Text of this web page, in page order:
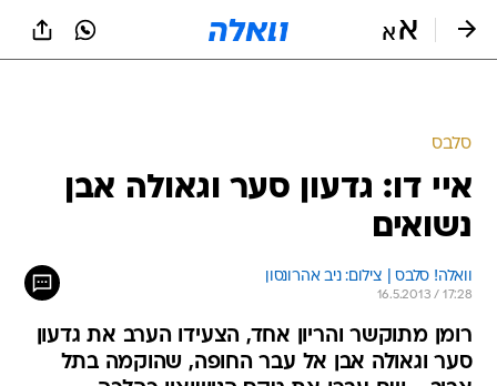
סלבס
איי דו: גדעון סער וגאולה אבן
נשואים
וואלה! סלבס | צילום: ניב אהרונסון
16.5.2013 / 17:28
רומן מתוקשר והריון אחד, הצעידו הערב את גדעון
סער וגאולה אבן אל עבר החופה, שהוקמה בתל